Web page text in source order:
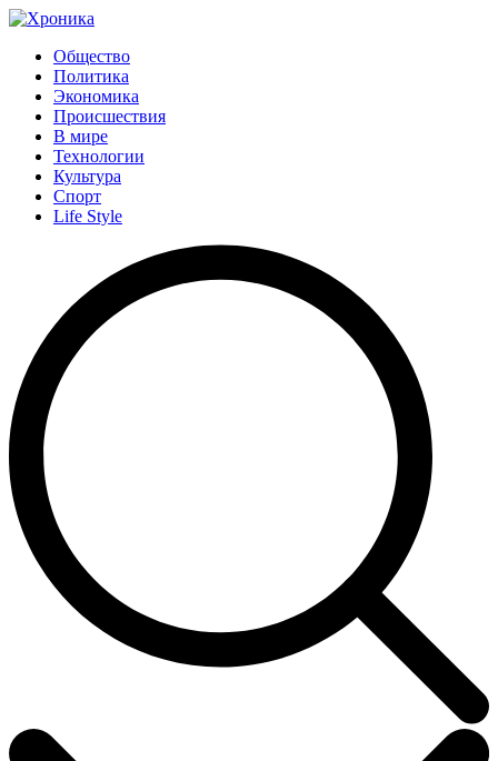
Общество
Политика
Экономика
Происшествия
В мире
Технологии
Культура
Спорт
Life Style